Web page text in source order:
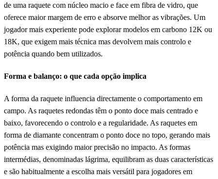
de uma raquete com núcleo macio e face em fibra de vidro, que
oferece maior margem de erro e absorve melhor as vibrações. Um
jogador mais experiente pode explorar modelos em carbono 12K ou
18K, que exigem mais técnica mas devolvem mais controlo e
potência quando bem utilizados.
Forma e balanço: o que cada opção implica
A forma da raquete influencia directamente o comportamento em
campo. As raquetes redondas têm o ponto doce mais centrado e
baixo, favorecendo o controlo e a regularidade. As raquetes em
forma de diamante concentram o ponto doce no topo, gerando mais
potência mas exigindo maior precisão no impacto. As formas
intermédias, denominadas lágrima, equilibram as duas características
e são habitualmente a escolha mais versátil para jogadores em